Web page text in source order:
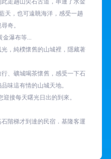
走趟山尖石古道，串連了水金
天，也可遠眺海洋，感受一趟
奇。
金瀑布等...
，純樸懷舊的山城裡，隱藏著
、礦城喝茶懷舊，感受一下石
味這有情的山城天地。
接每天曙光日出的到來。
階梯才到達的民宿．基隆客運